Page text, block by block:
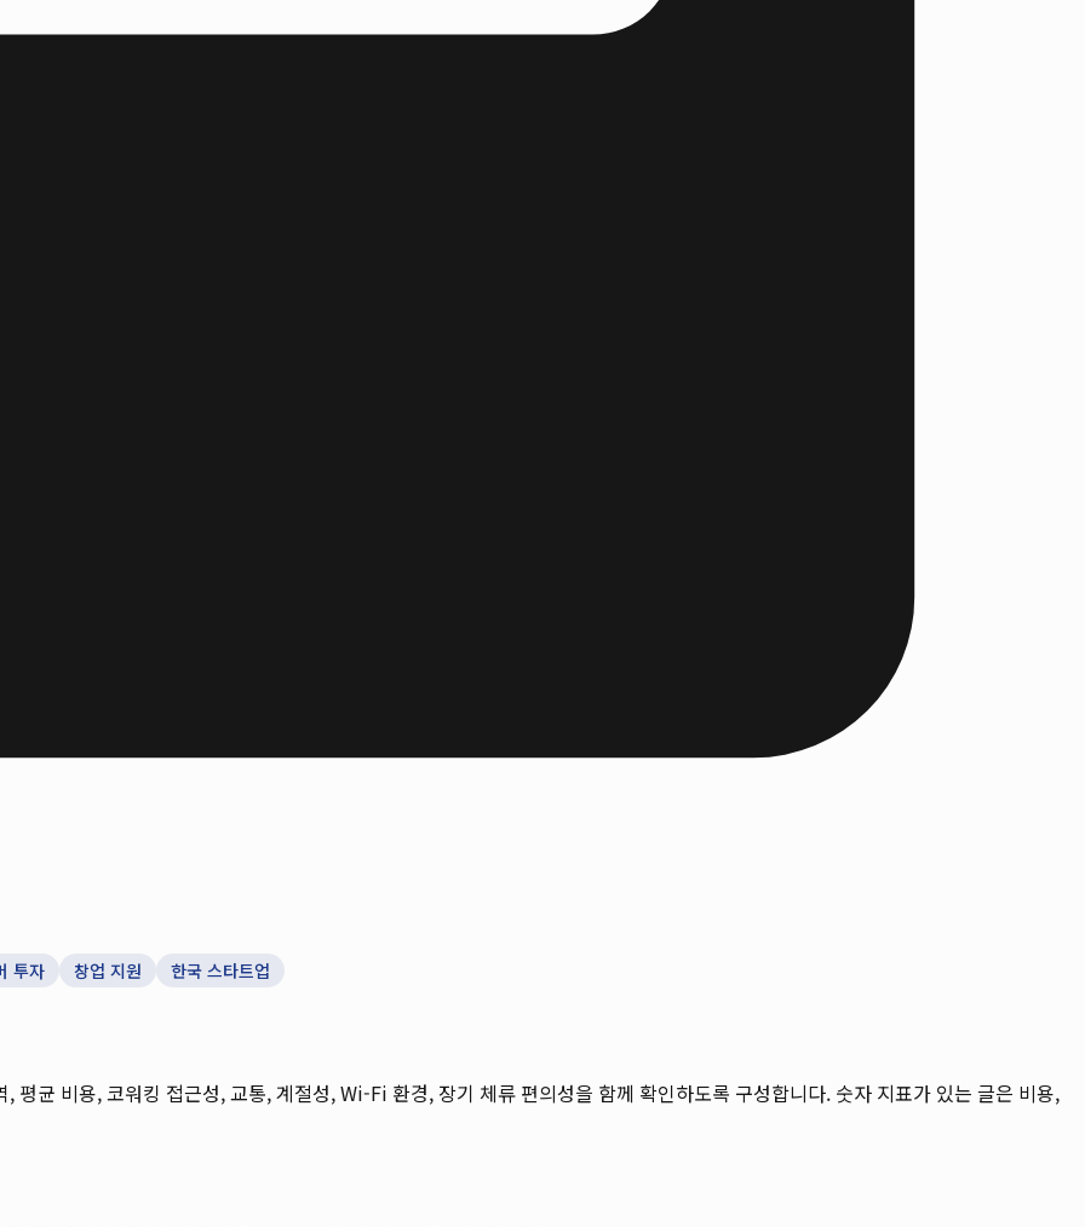
투자 창업 지원 한국 스타트업
균 비용, 코워킹 접근성, 교통, 계절성, Wi-Fi 환경, 장기 체류 편의성을 함께 확인하도록 구성합니다. 숫자 지표가 있는 글은 비용,